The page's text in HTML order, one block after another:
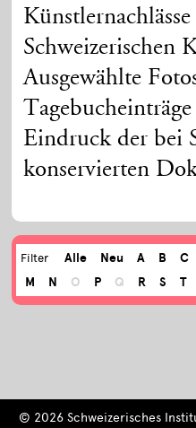
Künstlernachlässe
Schweizerischen
Ausgewählte
Eindruck der bei
konservierten
Filter Alle Neu A B C
M
N O P Q R S T
© 2026 Schweizerisches